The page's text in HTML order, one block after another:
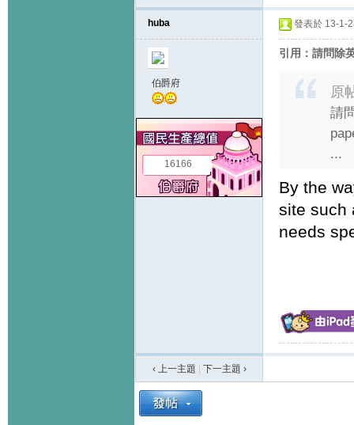
huba
伯爵府
16166
發表於 13-1-
引用：請問除
原
請
...
By the
site such
needs
‹ 上一主題 下一主題 ›